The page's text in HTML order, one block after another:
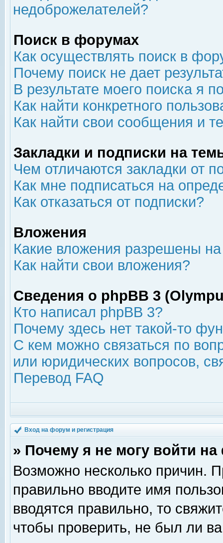
недоброжелателей?
Поиск в форумах
Как осуществлять поиск в
Почему поиск не дает
В результате моего поиска я
Как найти конкретного
Как найти свои сообщения и
Закладки и подписки на
Чем отличаются закладки от
Как мне подписаться на
Как отказаться от подписки?
Вложения
Какие вложения разрешены
Как найти свои вложения?
Сведения о phpBB 3
Кто написал phpBB 3?
Почему здесь нет такой-то
С кем можно связаться по
или юридических вопросов,
Перевод FAQ
Вход на форум и регистрация
» Почему я не могу войти
Возможно несколько причин.
правильно вводите имя
вводятся правильно, то
чтобы проверить, не был ли